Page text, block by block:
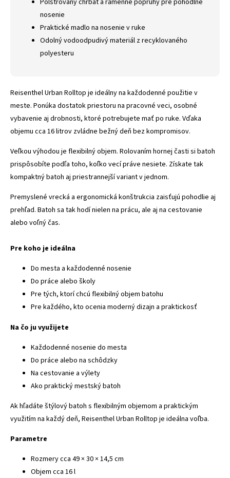
Polstrovaný chrbát a ramenné popruhy pre pohodlné
nosenie
Praktické madlo na nosenie v ruke
Odolný vodoodpudivý materiál z recyklovaného
polyesteru
Reisenthel Urban Rolltop je ideálny na každodenné použitie v
meste. Ponúka dostatok priestoru na pracovné veci, osobné
vybavenie aj drobnosti, ktoré potrebujete mať po ruke. Vďaka
objemu cca 16 litrov zvládne bežný deň bez kompromisov.
Veľkou výhodou je flexibilný objem. Rolovaním hornej časti si batoh
prispôsobíte podľa toho, koľko vecí práve nesiete. Získate tak
kompaktný batoh aj priestrannejší variant v jednom.
Premyslené vrecká a ergonomická konštrukcia zaisťujú pohodlie aj
prehľad. Batoh sa tak hodí nielen na prácu, ale aj na cestovanie
alebo voľný čas.
Pre koho je ideálna
Do mesta a každodenné nosenie
Do práce alebo školy
Pre tých, ktorí chcú flexibilný objem batohu
Pre každého, kto ocenia moderný dizajn a praktickosť
Na čo ju využijete
Každodenné nosenie do mesta
Do práce alebo na schôdzky
Na cestovanie a výlety
Ako praktický mestský batoh
Ak hľadáte štýlový batoh s flexibilným objemom a praktickým
využitím na každý deň, Reisenthel Urban Rolltop je ideálna voľba.
Parametre
Rozmery cca 49 × 30 × 14,5 cm
Objem cca 16 l